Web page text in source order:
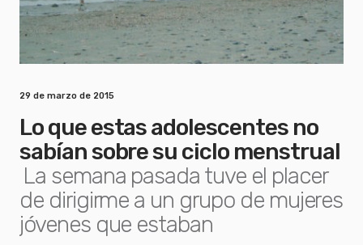
29 de marzo de 2015
Lo que estas adolescentes no
sabían sobre su ciclo menstrual
La semana pasada tuve el placer
de dirigirme a un grupo de mujeres
jóvenes que estaban